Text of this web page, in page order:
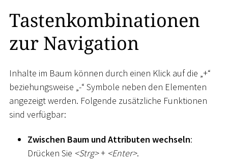
Tastenkombinationen
zur Navigation
Inhalte im Baum können durch einen Klick auf die „+“
beziehungsweise „-“ Symbole neben den Elementen
angezeigt werden. Folgende zusätzliche Funktionen
sind verfügbar:
Zwischen Baum und Attributen wechseln:
Drücken Sie <Strg>+ <Enter>.